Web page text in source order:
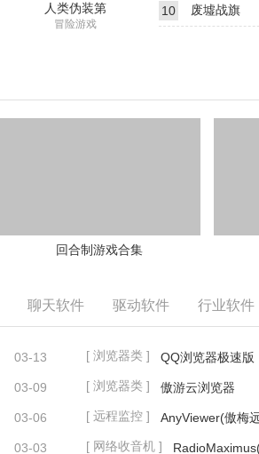
人类伪装第
一章
冒险游戏
10 废墟战旗
回合制游戏合集
聊天软件 驱动软件 行业软件
03-13 [ 浏览器类 ] QQ浏览器极速版
03-09 [ 浏览器类 ] 傲游云浏览器
03-06 [ 远程监控 ]
03-03 [ 网络收音机 ]